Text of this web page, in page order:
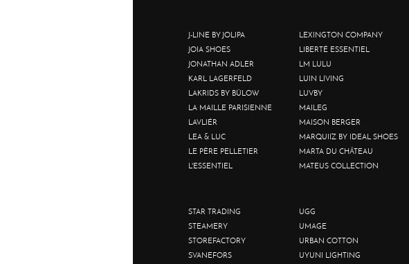
J-LINE BY JOLIPA
JOIA SHOES
JONATHAN ADLER
KARL LAGERFELD
LAKRIDS BY BÜLOW
LA MAILLE PARISIENNE
LAVLIÉR
LEA & LUC
LE PÈRE PELLETIER
L'ESSENTIEL
LEXINGTON COMPANY
LIBERTÉ ESSENTIEL
LM LULU
LUIN LIVING
LUVBY
MAILEG
MAISON BERGER
MARQUIIZ BY IDEAL SHOES
MARTA DU CHÂTEAU
MATEUS COLLECTION
STAR TRADING
STEAMERY
STOREFACTORY
SVANEFORS
UGG
UMAGE
URBAN COTTON
UYUNI LIGHTING